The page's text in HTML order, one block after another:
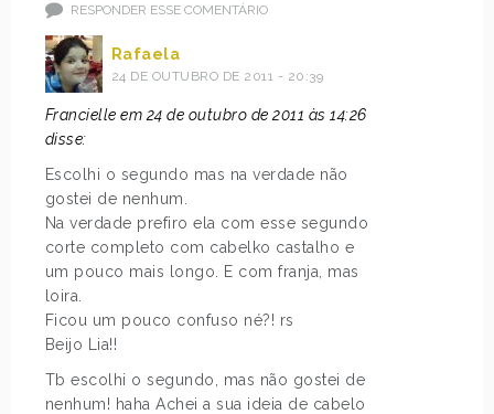
RESPONDER ESSE COMENTÁRIO
Rafaela
24 DE OUTUBRO DE 2011 - 20:39
Francielle em 24 de outubro de 2011 às 14:26
disse:
Escolhi o segundo mas na verdade não
gostei de nenhum.
Na verdade prefiro ela com esse segundo
corte completo com cabelko castalho e
um pouco mais longo. E com franja, mas
loira.
Ficou um pouco confuso né?! rs
Beijo Lia!!
Tb escolhi o segundo, mas não gostei de
nenhum! haha Achei a sua ideia de cabelo